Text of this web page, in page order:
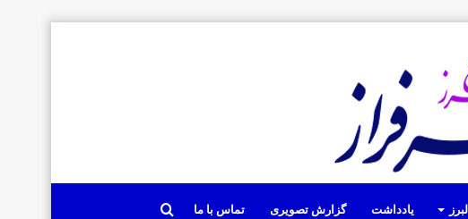
یادداشت گزارش تصویری تماس با ما جستجو